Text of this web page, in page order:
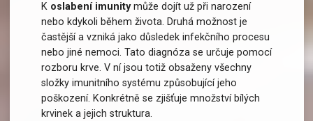
Je důležité pracovat na posílení imunitního systému
K oslabení imunitymůže dojít už při narození
nebo kdykoli během života. Druhá možnost je
častější a vzniká jako důsledek infekčního procesu
nebo jiné nemoci. Tato diagnóza se určuje pomocí
rozboru krve. V ní jsou totiž obsaženy všechny
složky imunitního systému způsobující jeho
poškození. Konkrétně se zjišťuje množství bílých
krvinek a jejich struktura.